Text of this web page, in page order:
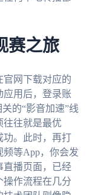
赛之旅
官网下载对应的
应用后，登录账
的“影音加速”线
往往就是最优
功。此时，再打
等App，你会发
直播页面，已经
操作流程在几分